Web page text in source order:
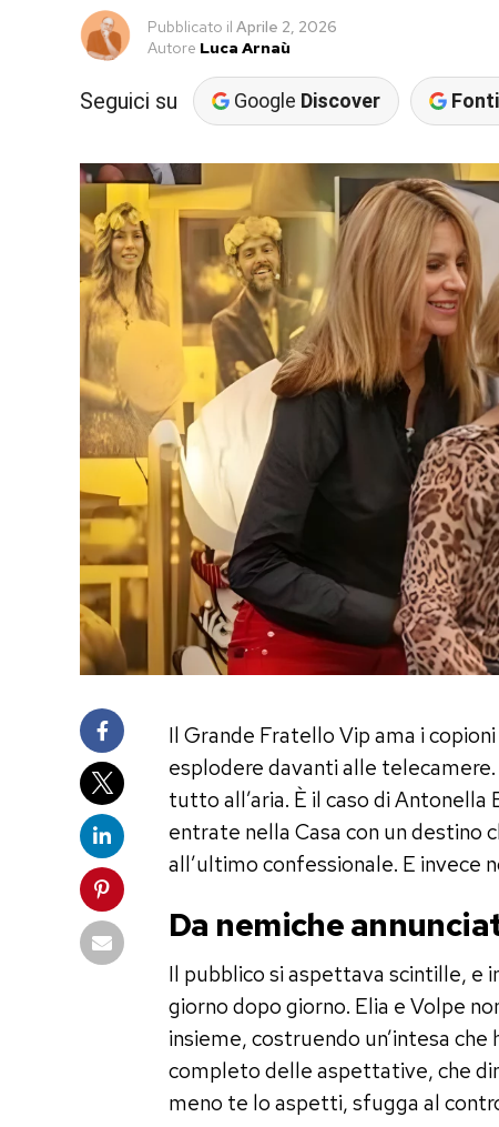
Pubblicato il Aprile 2, 2026
Autore Luca Arnaù
Seguici su Google Discover
Il Grande Fratello Vip ama i
esplodere davanti alle
tutto all’aria. È il caso di
entrate nella Casa con un destino
all’ultimo confessionale. E invece
Da nemiche
Il pubblico si aspettava scintille, e
giorno dopo giorno. Elia e Volpe
insieme, costruendo un’intesa
completo delle aspettative, che
meno te lo aspetti, sfugga al